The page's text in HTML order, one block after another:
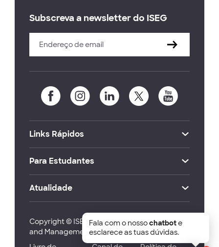
Subscreva a newsletter do ISEG
Links Rápidos
Para Estudantes
Atualidade
Copyright © ISEG Lisbon School of Economics
and Management 2026
Fala com o nossochatbote
esclarece as tuas dúvidas.